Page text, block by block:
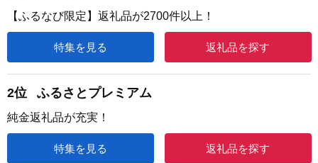
【ふるなび限定】返礼品が2700件以上！
特集を見る 返礼品を探す
2位 ふるさとプレミアム
純金返礼品が充実！
特集を見る 返礼品を探す